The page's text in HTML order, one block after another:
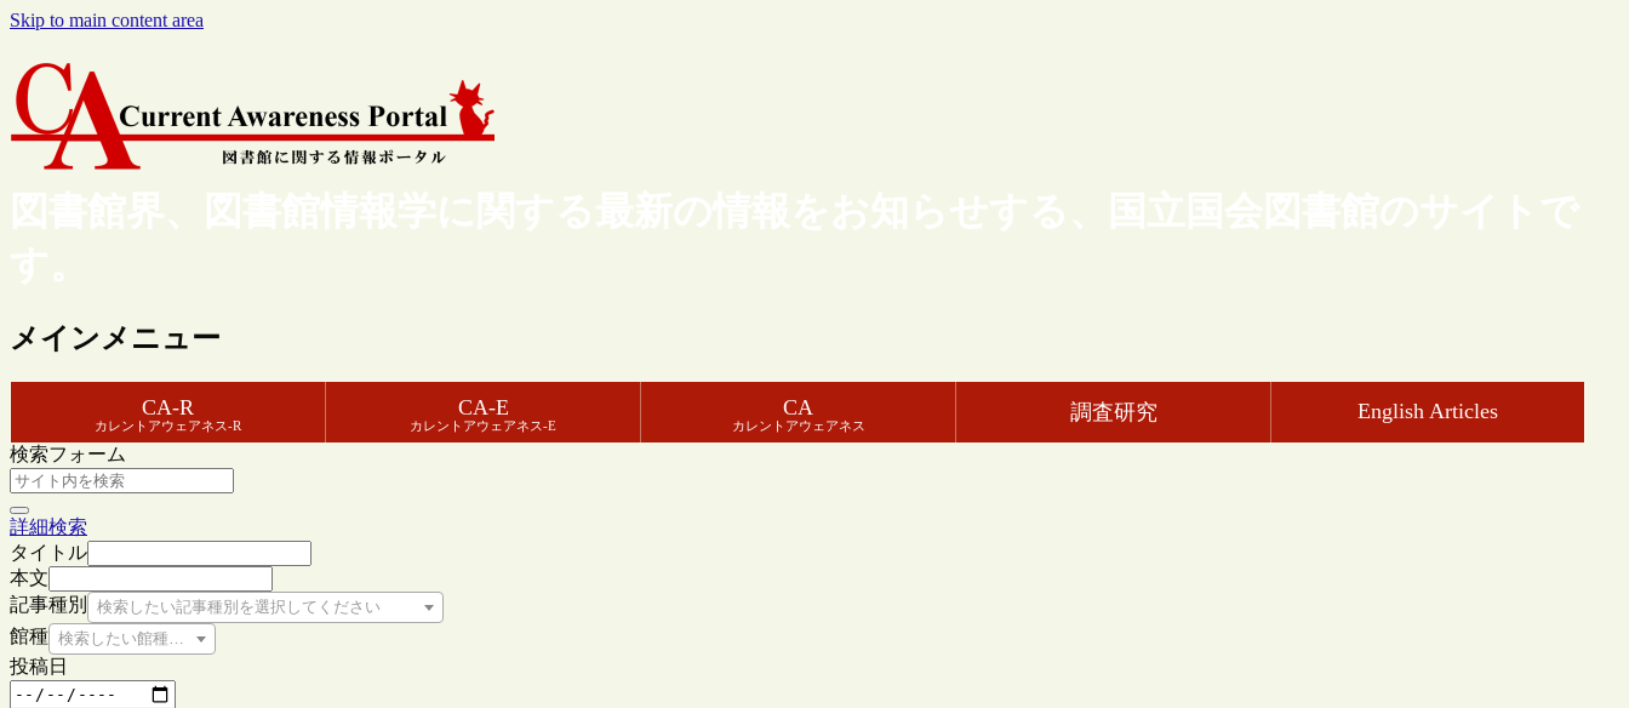
Skip to main content area
図書館界、図書館情報学に関する最新の情報をお知らせする、国立国会図書館のサイトで
す。
メインメニュー
CA-R
カレントアウェアネス-R
CA-E
カレントアウェアネス-E
CA
カレントアウェアネス
調査研究 English Articles
検索フォーム
詳細検索
タイトル
本文
記事種別
検索したい記事種別を選択してください
館種 検索したい館種を選択してください
投稿日